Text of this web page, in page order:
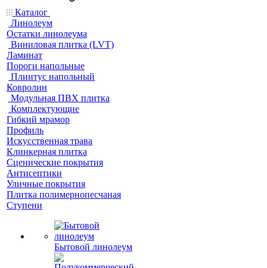
Каталог
Линолеум
Остатки линолеума
Виниловая плитка (LVT)
Ламинат
Пороги напольные
Плинтус напольный
Ковролин
Модульная ПВХ плитка
Комплектующие
Гибкий мрамор
Профиль
Искусственная трава
Клинкерная плитка
Сценические покрытия
Антисептики
Уличные покрытия
Плитка полимернопесчаная
Ступени
Бытовой линолеум